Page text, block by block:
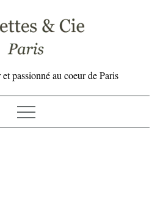
passionné au coeur de Paris